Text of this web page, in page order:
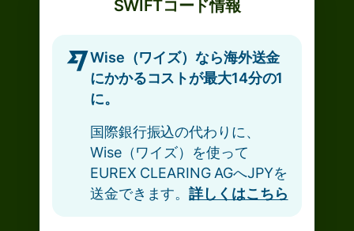
SWIFTコード情報
Wise（ワイズ）なら海外送金
にかかるコストが最大14分の1
に。
国際銀行振込の代わりに、
Wise（ワイズ）を使って
EUREX CLEARING AGへJPYを
送金できます。詳しくはこちら